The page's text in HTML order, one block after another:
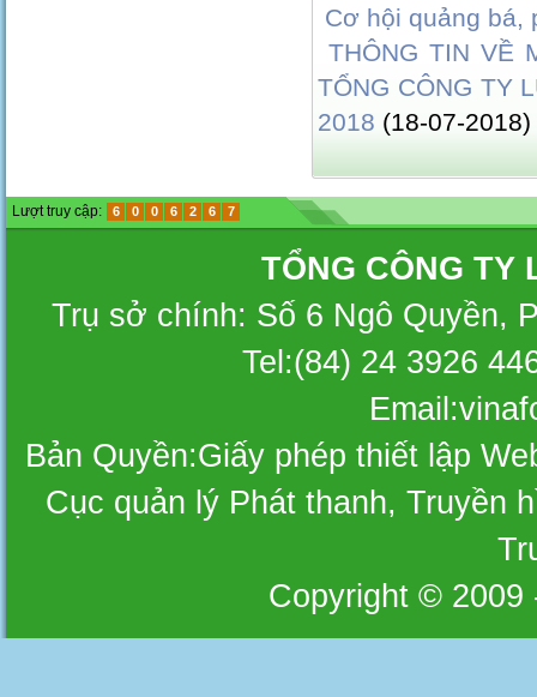
Cơ hội quảng bá,
THÔNG TIN VỀ
TỔNG CÔNG TY
2018 (18-07-2018)
Lượt truy cập: 6 0 0 6 2 6 7
TỔNG CÔNG TY
Trụ sở chính: Số 6 Ngô Quyền,
Tel:(84) 24 3926
Bản Quyền:Giấy phép thiết lập
Cục quản lý Phát thanh, Truyền
Copyright © 2009